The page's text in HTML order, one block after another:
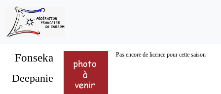
Fonseka Pas encore de licence pour cette saison
Deepanie